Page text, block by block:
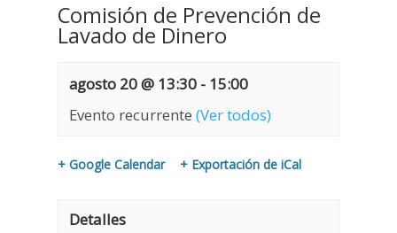
Comisión de Prevención de
Lavado de Dinero
agosto 20 @ 13:30- 15:00
Evento recurrente (Ver todos)
+ Google Calendar + Exportación de iCal
Detalles